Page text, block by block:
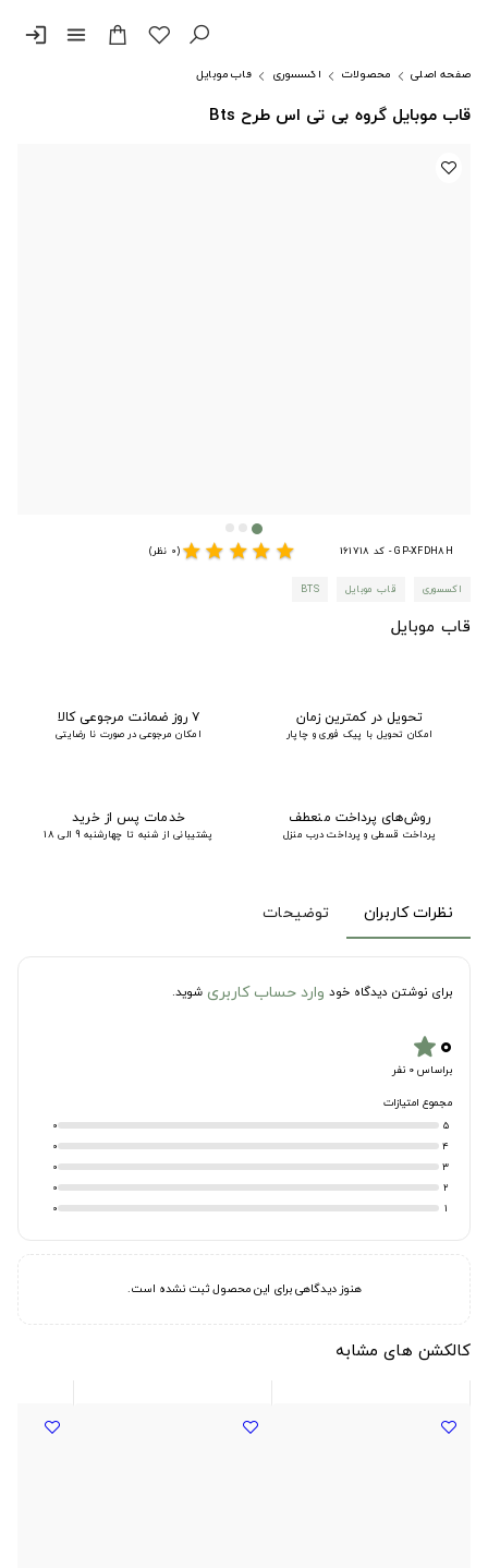
menu
login
صفحه اصلی محصولات اکسسوری قاب موبایل
قاب موبایل گروه بی تی اس طرح Bts
GP-XFDH8H - کد 161718 star
star
star
star
star(0 نظر)
اکسسوری قاب موبایل BTS
قاب موبایل
تحویل در کمترین زمان
امکان تحویل با پیک فوری و چاپار
۷ روز ضمانت مرجوعی کالا
امکان مرجوعی در صورت نا رضایتی
روش‌های پرداخت منعطف
پرداخت قسطی و پرداخت درب منزل
خدمات پس از خرید
پشتیبانی از شنبه تا چهارشنبه 9 الی 18
نظرات کاربران توضیحات
برای نوشتن دیدگاه خود وارد حساب کاربری شوید.
۰star
براساس 0 نفر
مجموع امتیازات
5
0
4
0
3
0
2
0
1
0
هنوز دیدگاهی برای این محصول ثبت نشده است.
کالکشن های مشابه